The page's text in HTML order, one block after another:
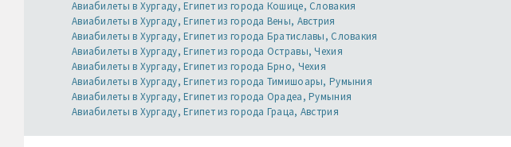
Авиабилеты в Хургаду, Египет из города Кошице, Словакия
Авиабилеты в Хургаду, Египет из города Вены, Австрия
Авиабилеты в Хургаду, Египет из города Братиславы, Словакия
Авиабилеты в Хургаду, Египет из города Остравы, Чехия
Авиабилеты в Хургаду, Египет из города Брно, Чехия
Авиабилеты в Хургаду, Египет из города Тимишоары, Румыния
Авиабилеты в Хургаду, Египет из города Орадеа, Румыния
Авиабилеты в Хургаду, Египет из города Граца, Австрия